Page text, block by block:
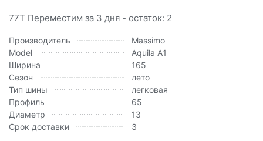
77T Переместим за 3 дня - остаток: 2
Производитель
Massimo
Model
Aquila A1
Ширина
165
Сезон
лето
Тип шины
легковая
Профиль
65
Диаметр
13
Срок доставки
3